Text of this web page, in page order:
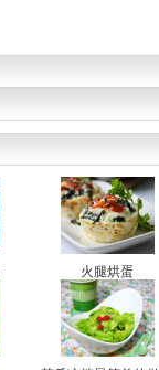
火腿烘蛋